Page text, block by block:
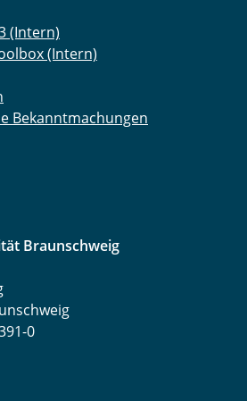
(Intern)
(Intern)
Bekanntmachungen
Braunschweig
0